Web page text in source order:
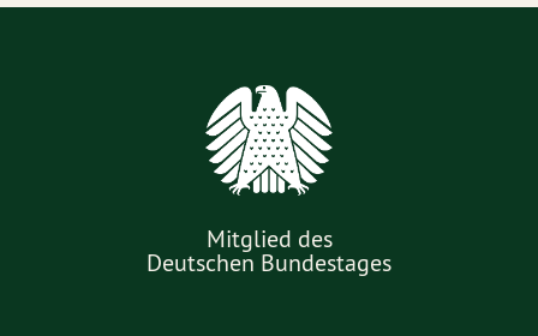
Mitglied des
Deutschen Bundestages